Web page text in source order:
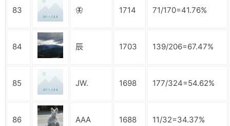
83 🦋 1714 71/170=41.76%
84 辰 1703 139/206=67.47%
85 JW. 1698 177/324=54.62%
86 AAA 1688 11/32=34.37%